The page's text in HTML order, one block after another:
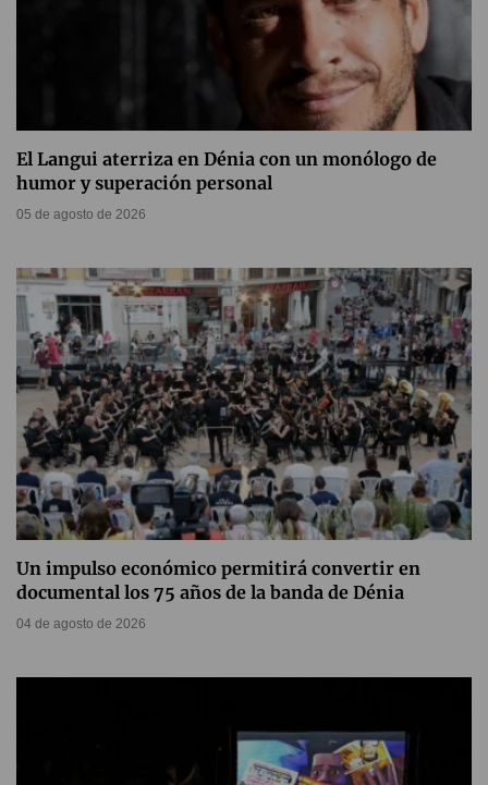
El Langui aterriza en Dénia con un monólogo de
humor y superación personal
05 de agosto de 2026
Un impulso económico permitirá convertir en
documental los 75 años de la banda de Dénia
04 de agosto de 2026